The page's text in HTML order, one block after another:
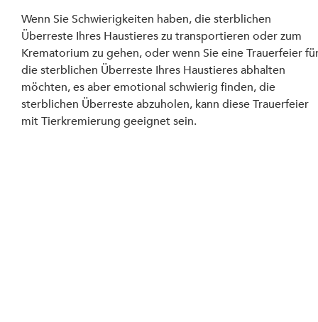
Wenn Sie Schwierigkeiten haben, die sterblichen
Überreste Ihres Haustieres zu transportieren oder zum
Krematorium zu gehen, oder wenn Sie eine Trauerfeier
die sterblichen Überreste Ihres Haustieres abhalten
möchten, es aber emotional schwierig finden, die
sterblichen Überreste abzuholen, kann diese Trauerfeier
mit Tierkremierung geeignet sein.